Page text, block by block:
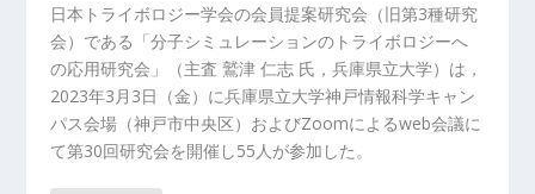
日本トライボロジー学会の会員提案研究会（旧第3種研究
会）である「分子シミュレーションのトライボロジーへ
の応用研究会」（主査 鷲津 仁志 氏，兵庫県立大学）は，
2023年3月3日（金）に兵庫県立大学神戸情報科学キャン
パス会場（神戸市中央区）およびZoomによるweb会議に
て第30回研究会を開催し55人が参加した。